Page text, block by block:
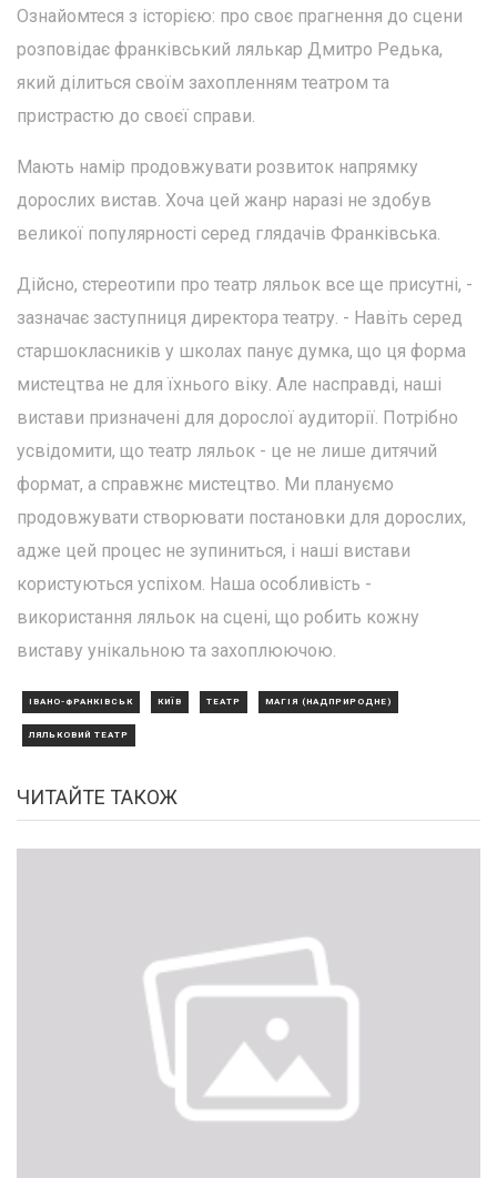
Ознайомтеся з історією: про своє прагнення до сцени
розповідає франківський лялькар Дмитро Редька,
який ділиться своїм захопленням театром та
пристрастю до своєї справи.
Мають намір продовжувати розвиток напрямку
дорослих вистав. Хоча цей жанр наразі не здобув
великої популярності серед глядачів Франківська.
Дійсно, стереотипи про театр ляльок все ще присутні, -
зазначає заступниця директора театру. - Навіть серед
старшокласників у школах панує думка, що ця форма
мистецтва не для їхнього віку. Але насправді, наші
вистави призначені для дорослої аудиторії. Потрібно
усвідомити, що театр ляльок - це не лише дитячий
формат, а справжнє мистецтво. Ми плануємо
продовжувати створювати постановки для дорослих,
адже цей процес не зупиниться, і наші вистави
користуються успіхом. Наша особливість -
використання ляльок на сцені, що робить кожну
виставу унікальною та захоплюючою.
ІВАНО-ФРАНКІВСЬК КИЇВ ТЕАТР МАГІЯ (НАДПРИРОДНЕ)
ЛЯЛЬКОВИЙ ТЕАТР
ЧИТАЙТЕ ТАКОЖ